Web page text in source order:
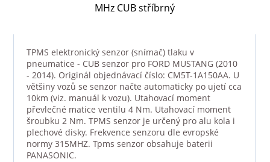
MHz CUB stříbrný
TPMS elektronický senzor (snímač) tlaku v
pneumatice - CUB senzor pro FORD MUSTANG (2010
- 2014). Originál objednávací číslo: CM5T-1A150AA. U
většiny vozů se senzor načte automaticky po ujetí cca
10km (viz. manuál k vozu). Utahovací moment
převlečné matice ventilu 4 Nm. Utahovací moment
šroubku 2 Nm. TPMS senzor je určený pro alu kola i
plechové disky. Frekvence senzoru dle evropské
normy 315MHZ. Tpms senzor obsahuje baterii
PANASONIC.